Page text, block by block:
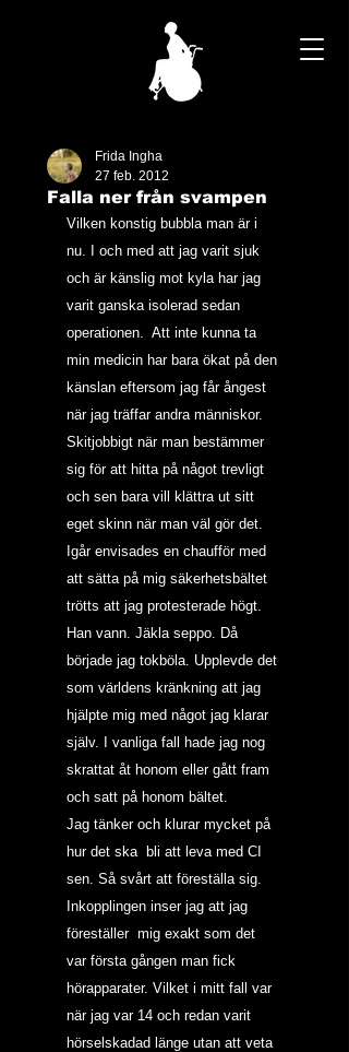
Falla ner från svampen
Frida Ingha
27 feb. 2012
Vilken konstig bubbla man är i
nu. I och med att jag varit sjuk
och är känslig mot kyla har jag
varit ganska isolerad sedan
operationen.  Att inte kunna ta
min medicin har bara ökat på den
känslan eftersom jag får ångest
när jag träffar andra människor.
Skitjobbigt när man bestämmer
sig för att hitta på något trevligt
och sen bara vill klättra ut sitt
eget skinn när man väl gör det.
Igår envisades en chaufför med
att sätta på mig säkerhetsbältet
trötts att jag protesterade högt.
Han vann. Jäkla seppo. Då
började jag tokböla. Upplevde det
som världens kränkning att jag
hjälpte mig med något jag klarar
själv. I vanliga fall hade jag nog
skrattat åt honom eller gått fram
och satt på honom bältet.
Jag tänker och klurar mycket på
hur det ska  bli att leva med CI
sen. Så svårt att föreställa sig.
Inkopplingen inser jag att jag
föreställer  mig exakt som det
var första gången man fick
hörapparater. Vilket i mitt fall var
när jag var 14 och redan varit
hörselskadad länge utan att veta